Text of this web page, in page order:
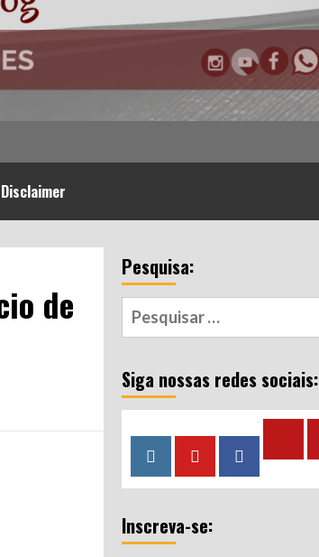
de
Pesquisa:
Pesquisar
por:
Siga nossas redes sociais:
InstagramYouTubeFacebook
Inscreva-se: